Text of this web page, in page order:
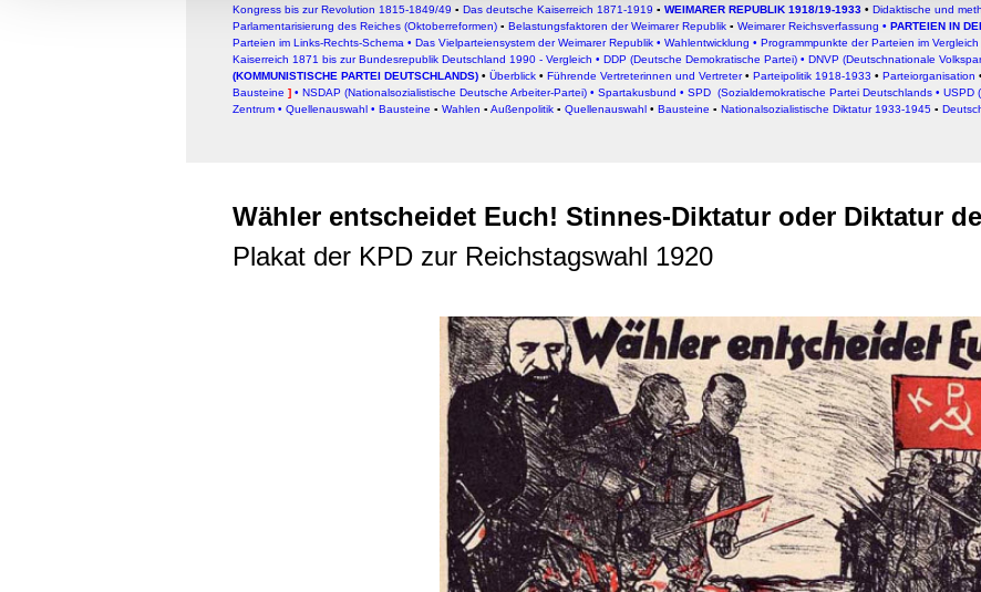
anbieten zu können und die Zugriffe auf unsere Website zu analysieren. Außerdem
Informationen zu Ihrer Verwendung unserer Website an unsere Partner für soziale
und Analysen weiter. Unsere Partner führen diese Informationen möglicherweise mit
zusammen, die Sie ihnen bereitgestellt haben oder die sie im Rahmen Ihrer Nutzung der
Kongress bis zur Revolution 1815-1849/49 ▪ Das deutsche Kaiserreich 1871-1919 ▪ WEIMARER REPUBLIK 1918/19-1933 • Didaktische und
Parlamentarisierung des Reiches (Oktoberreformen) ▪ Belastungsfaktoren der Weimarer Republik ▪ Weimarer Reichsverfassung • PARTEIEN IN
Parteien im Links-Rechts-Schema • Das Vielparteiensystem der Weimarer Republik • Wahlentwicklung • Programmpunkte der Parteien im
Kaiserreich 1871 bis zur Bundesrepublik Deutschland 1990 - Vergleich • DDP (Deutsche Demokratische Partei) • DNVP (Deutschnationale
(KOMMUNISTISCHE PARTEI DEUTSCHLANDS) • Überblick • Führende Vertreterinnen und Vertreter• Parteipolitik 1918-1933 • Parteiorganisation
Bausteine ] • NSDAP (Nationalsozialistische Deutsche Arbeiter-Partei) • Spartakusbund • SPD (Sozialdemokratische Partei Deutschlands • USPD
Zentrum • Quellenauswahl • Bausteine ▪ Wahlen ▪ Außenpolitik ▪ Quellenauswahl • Bausteine ▪ Nationalsozialistische Diktatur 1933-1945 ▪
Wähler entscheidet Euch! Stinnes-Diktatur oder Diktatur
Plakat der KPD zur Reichstagswahl 1920